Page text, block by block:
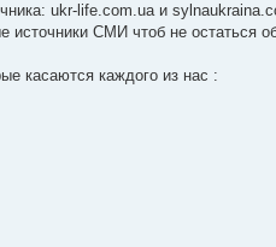
ukr-life.com.ua и
источники СМИ чтоб не остаться
касаются каждого из нас :